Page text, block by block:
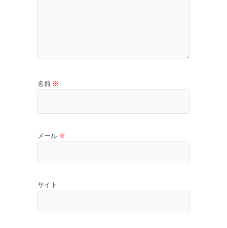
名前 ※
メール ※
サイト